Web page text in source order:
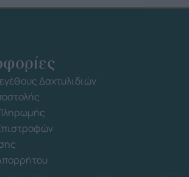
Δαχτυλιδιών